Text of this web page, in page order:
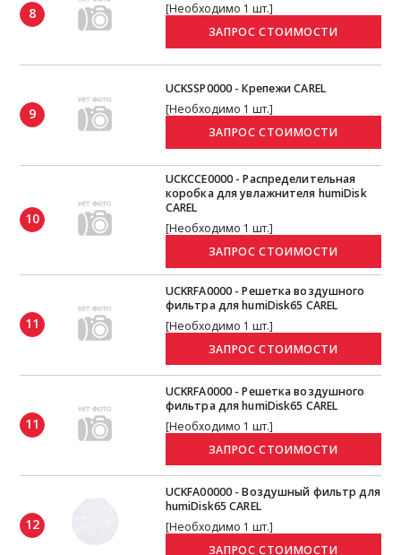
8
[Необходимо 1 шт.]
9
UCKSSP0000 - Крепежи CAREL
[Необходимо 1 шт.]
10
UCKCCE0000 - Распределительная
коробка для увлажнителя humiDisk
CAREL
[Необходимо 1 шт.]
11
UCKRFA0000 - Решетка воздушного
фильтра для humiDisk65 CAREL
[Необходимо 1 шт.]
11
UCKRFA0000 - Решетка воздушного
фильтра для humiDisk65 CAREL
[Необходимо 1 шт.]
12
UCKFA00000 - Воздушный фильтр для
humiDisk65 CAREL
[Необходимо 1 шт.]